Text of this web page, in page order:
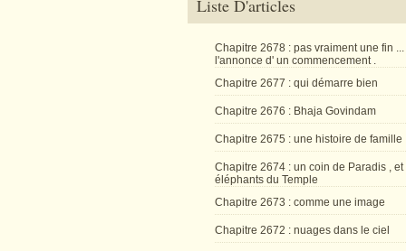
Liste D'articles
Chapitre 2678 : pas vraiment une fin ...
l'annonce d' un commencement .
Chapitre 2677 : qui démarre bien
Chapitre 2676 : Bhaja Govindam
Chapitre 2675 : une histoire de famille
Chapitre 2674 : un coin de Paradis , et
éléphants du Temple
Chapitre 2673 : comme une image
Chapitre 2672 : nuages dans le ciel